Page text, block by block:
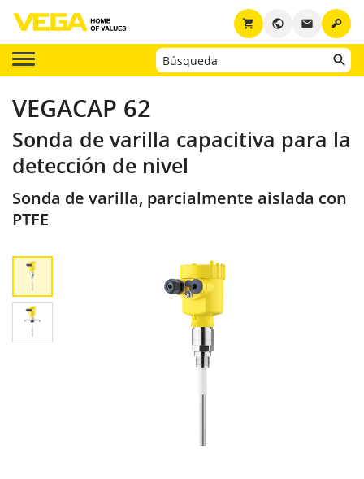
key
email
public
shopping_cart
VEGACAP 62
Sonda de varilla capacitiva para la
detección de nivel
Sonda de varilla, parcialmente aislada con
PTFE